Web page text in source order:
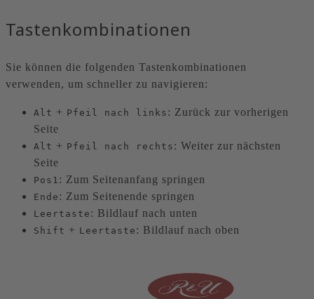
Tastenkombinationen
Sie können die folgenden Tastenkombinationen
verwenden, um schneller zu navigieren:
Alt + Pfeil nach links : Zurück zur vorherigen
Seite
Alt + Pfeil nach rechts : Weiter zur nächsten
Seite
Pos1 : Zum Seitenanfang springen
Ende : Zum Seitenende springen
Leertaste : Bildlauf nach unten
Shift + Leertaste : Bildlauf nach oben